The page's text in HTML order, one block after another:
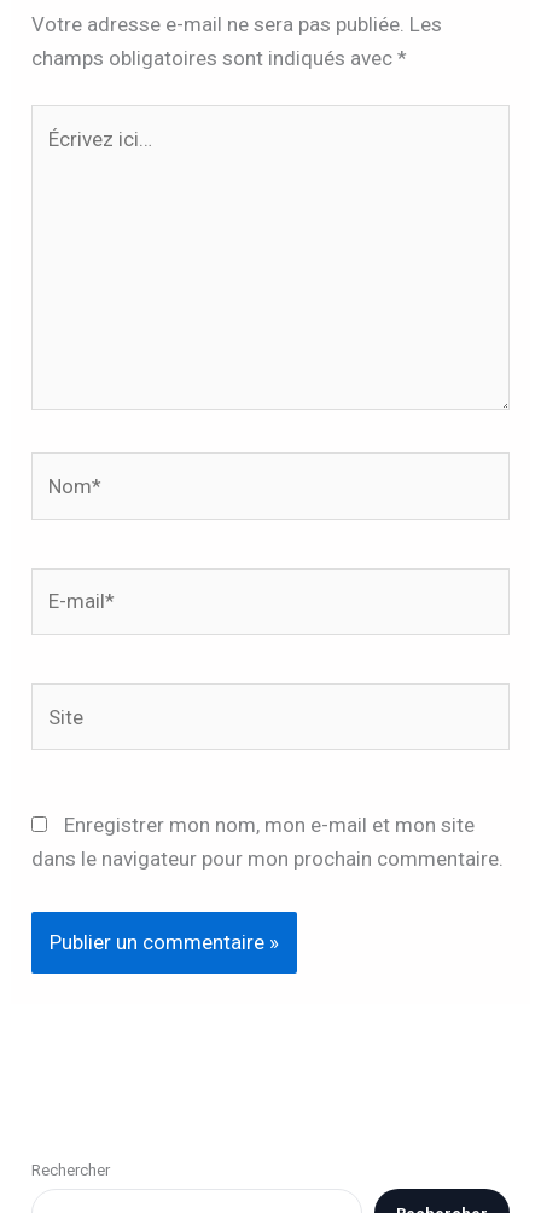
Votre adresse e-mail ne sera pas publiée. Les
champs obligatoires sont indiqués avec*
Enregistrer mon nom, mon e-mail et mon site
dans le navigateur pour mon prochain commentaire.
Rechercher